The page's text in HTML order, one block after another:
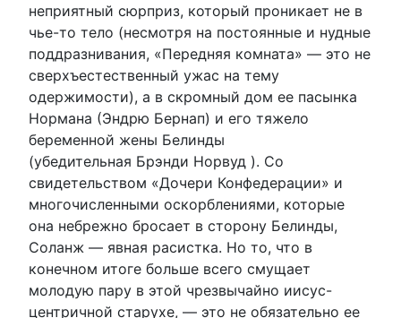
неприятный сюрприз, который проникает не в
чье-то тело (несмотря на постоянные и нудные
поддразнивания, «Передняя комната» — это не
сверхъестественный ужас на тему
одержимости), а в скромный дом ее пасынка
Нормана (Эндрю Бернап) и его тяжело
беременной жены Белинды
(убедительная Брэнди Норвуд ). Со
свидетельством «Дочери Конфедерации» и
многочисленными оскорблениями, которые
она небрежно бросает в сторону Белинды,
Соланж — явная расистка. Но то, что в
конечном итоге больше всего смущает
молодую пару в этой чрезвычайно иисус-
центричной старухе, — это не обязательно ее